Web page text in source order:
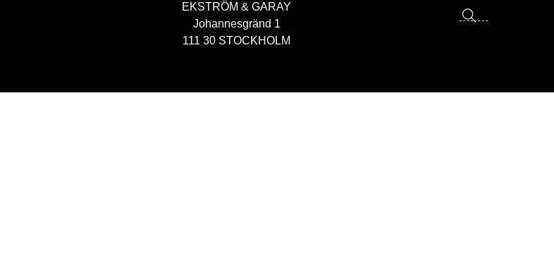
EKSTRÖM & GARAY
Johannesgränd 1
111 30 STOCKHOLM